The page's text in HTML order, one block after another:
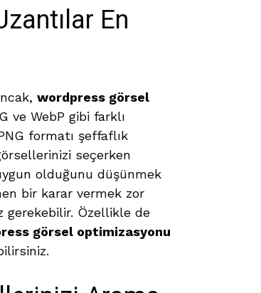
En
wordpress görsel
ve WebP gibi farklı
formatı şeffaflık
seçerken
olduğunu düşünmek
bir karar vermek zor
gerekebilir. Özellikle de
görsel optimizasyonu